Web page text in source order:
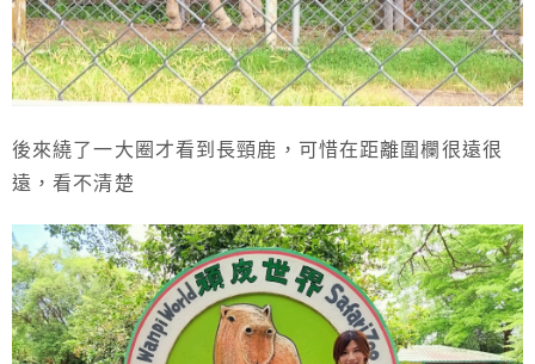
後來繞了一大圈才看到長頸鹿，可惜在距離圍欄很遠很
遠，看不清楚